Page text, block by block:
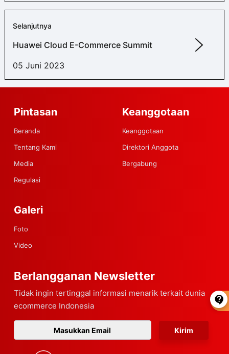
Selanjutnya
Huawei Cloud E-Commerce Summit
05 Juni 2023
Pintasan
Beranda
Tentang Kami
Media
Regulasi
Keanggotaan
Keanggotaan
Direktori Anggota
Bergabung
Galeri
Foto
Video
Berlangganan Newsletter
Tidak ingin tertinggal informasi menarik terkait dunia
ecommerce Indonesia
Kirim